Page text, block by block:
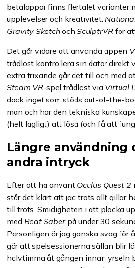
betalappar finns flertalet varianter
upplevelser och kreativitet.
Gravity Sketch och SculptrVR för
Det går vidare att använda appen
trådlöst kontrollera sin dator direkt
extra trixande går det till och med
Steam VR-spel trådlöst via Virtual
dock inget som stöds out-of-the-
man och har den tekniska
(helt lagligt) att lösa (och få att
Längre användning
andra intryck
Efter att ha använt Oculus Quest 2
står det klart att jag trots allt gillar
till trots. Smidigheten i att plocka
med Beat Saberpå under 30
Personligen är jag ganska svag för
gör att spelsessionerna sällan blir
halvtimma åt gången innan yrseln